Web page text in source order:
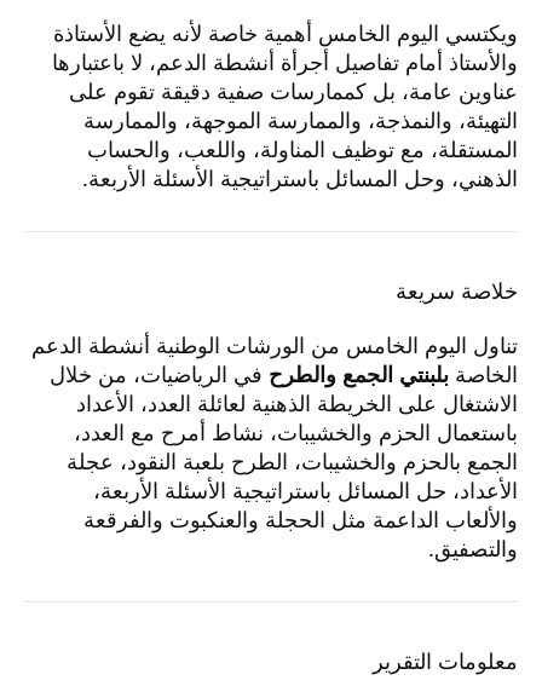
ويكتسي اليوم الخامس أهمية خاصة لأنه يضع الأستاذة
والأستاذ أمام تفاصيل أجرأة أنشطة الدعم، لا باعتبارها
عناوين عامة، بل كممارسات صفية دقيقة تقوم على
التهيئة، والنمذجة، والممارسة الموجهة، والممارسة
المستقلة، مع توظيف المناولة، واللعب، والحساب
الذهني، وحل المسائل باستراتيجية الأسئلة الأربعة.
خلاصة سريعة
تناول اليوم الخامس من الورشات الوطنية أنشطة الدعم
الخاصة بلبنتي الجمع والطرح في الرياضيات، من خلال
الاشتغال على الخريطة الذهنية لعائلة العدد، الأعداد
باستعمال الحزم والخشيبات، نشاط أمرح مع العدد،
الجمع بالحزم والخشيبات، الطرح بلعبة النقود، عجلة
الأعداد، حل المسائل باستراتيجية الأسئلة الأربعة،
والألعاب الداعمة مثل الحجلة والعنكبوت والفرقعة
والتصفيق.
معلومات التقرير